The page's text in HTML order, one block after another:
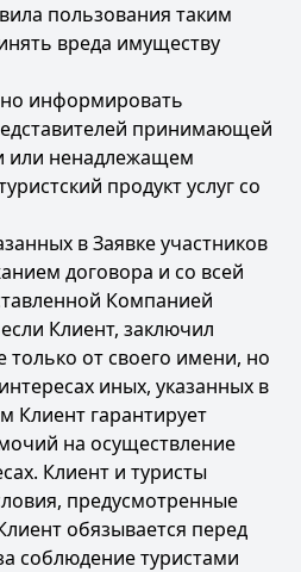
пользования таким
вреда имуществу
информировать
принимающей
или ненадлежащем
продукт услуг со
в Заявке участников
договора и со всей
Компанией
Клиент, заключил
от своего имени, но
иных, указанных в
Клиент гарантирует
на осуществление
Клиент и туристы
предусмотренные
обязывается перед
соблюдение туристами